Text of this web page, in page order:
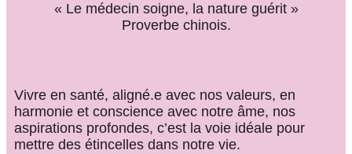
« Le médecin soigne, la nature guérit »
Proverbe chinois.
Vivre en santé, aligné.e avec nos valeurs, en
harmonie et conscience avec notre âme, nos
aspirations profondes, c’est la voie idéale pour
mettre des étincelles dans notre vie.